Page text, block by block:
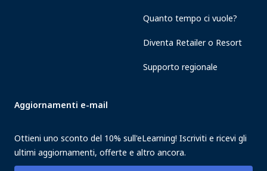
Quanto tempo ci vuole?
Diventa Retailer o Resort
Supporto regionale
Aggiornamenti e-mail
Ottieni uno sconto del 10% sull'eLearning! Iscriviti e ricevi gli
ultimi aggiornamenti, offerte e altro ancora.